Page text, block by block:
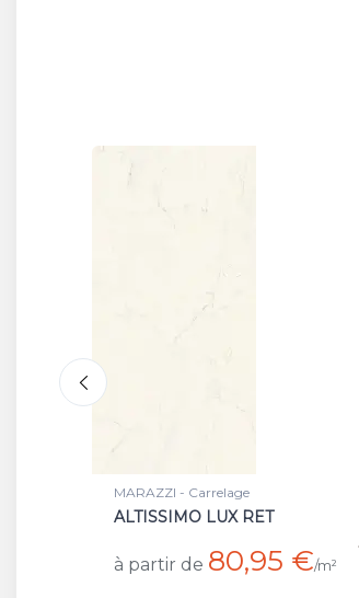
MARAZZI - Carrelage
LASA SILK NAT/RET
à partir de 48,50 €/m²